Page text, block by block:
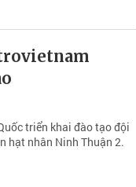
triển khai đào tạo đội
hạt nhân Ninh Thuận 2.